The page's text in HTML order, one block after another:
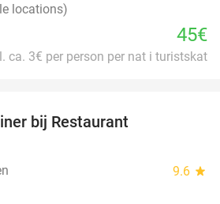
locations)
45€
ca. 3€ per person per nat i turistskat
bij Restaurant
9.6 star